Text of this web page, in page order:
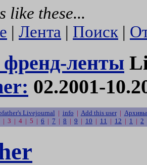
like these...
| Лента | Поиск |
ленты
02.2001-
Livejournal | info | Add this user| Архивы
| 3 | 4 | 5 | 6 | 7 | 8 | 9 | 10 | 11 | 12 | 1 | 2